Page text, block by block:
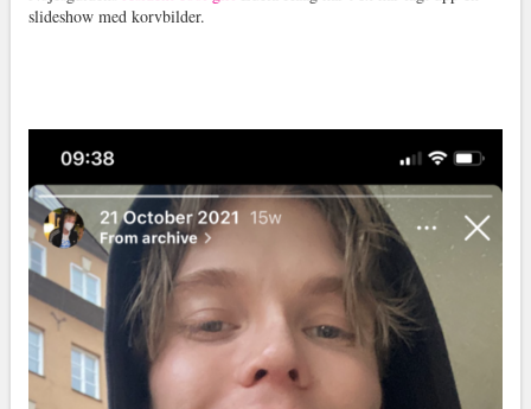
slideshow med korvbilder.